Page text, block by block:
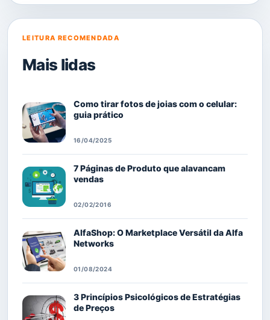
LEITURA RECOMENDADA
Mais lidas
Como tirar fotos de joias com o celular:
guia prático
16/04/2025
7 Páginas de Produto que alavancam
vendas
02/02/2016
AlfaShop: O Marketplace Versátil da Alfa
Networks
01/08/2024
3 Princípios Psicológicos de Estratégias
de Preços